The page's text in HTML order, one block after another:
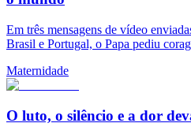
Em três mensagens de vídeo
Brasil e Portugal, o Papa pediu
Maternidade
O luto, o silêncio e a dor